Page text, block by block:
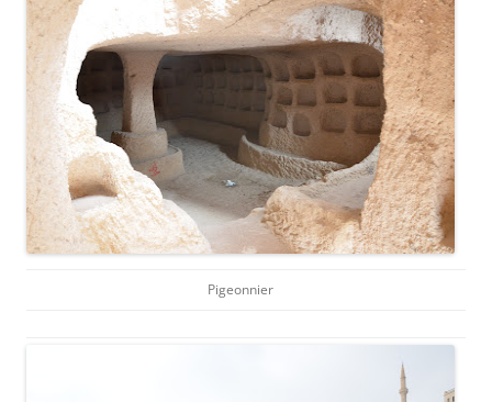
Pigeonnier